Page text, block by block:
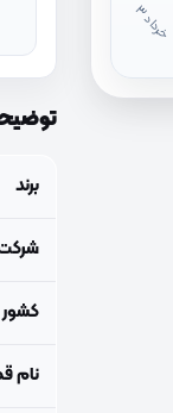
خ
ر
داد
۳
برند
کشور
نام